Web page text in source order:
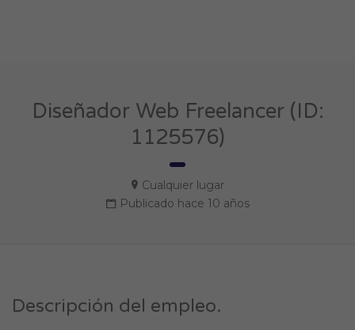
Diseñador Web Freelancer (ID:
1125576)
Cualquier lugar
Publicado hace 10 años
Descripción del empleo.